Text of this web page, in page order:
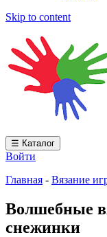
Skip to content
☰ Каталог
Войти
Главная - Вязание
Волшебные
снежинки